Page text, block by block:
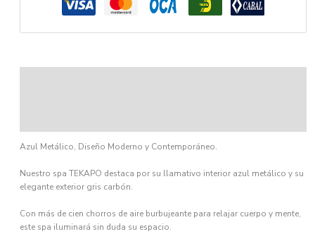
Azul Metálico, Diseño Moderno y Contemporáneo.
Nuestro spa TEKAPO destaca por su llamativo interior azul metálico y su
elegante exterior gris carbón.
Con más de cien chorros de aire burbujeante para relajar cuerpo y mente,
este spa iluminará sin duda su espacio.